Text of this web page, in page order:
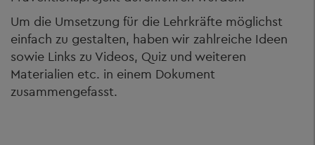
Um die Umsetzung für die Lehrkräfte möglichst
einfach zu gestalten, haben wir zahlreiche Ideen
sowie Links zu Videos, Quiz und weiteren
Materialien etc. in einem Dokument
zusammengefasst.